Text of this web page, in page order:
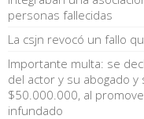
personas fallecidas
La csjn revocó un fallo
Importante multa: se
del actor y su abogado
$50.000.000, al
infundado